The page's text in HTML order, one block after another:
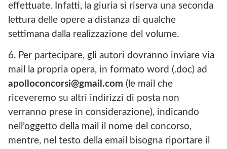
effettuate. Infatti, la giuria si riserva una seconda
lettura delle opere a distanza di qualche
settimana dalla realizzazione del volume.
6. Per partecipare, gli autori dovranno inviare via
mail la propria opera, in formato word (.doc) ad
apolloconcorsi@gmail.com (le mail che
riceveremo su altri indirizzi di posta non
verranno prese in considerazione), indicando
nell’oggetto della mail il nome del concorso,
mentre, nel testo della email bisogna riportare il